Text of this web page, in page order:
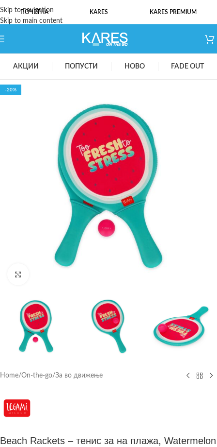
Skip to navigation
Skip to main content
ПОЧЕТНА KARES KARES PREMIUM
АКЦИИ ПОПУСТИ НОВО FADE OUT
-20%
Home/On-the-go/За во движење
Beach Rackets – тенис за на плажа, Watermelon